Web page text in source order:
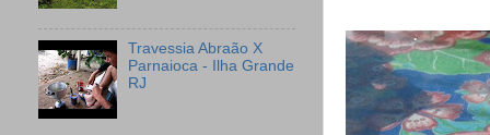
Travessia Abraão X
Parnaioca - Ilha Grande
RJ